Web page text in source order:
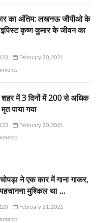
का अंतिम: लखनऊ जीपीओ के
कृष्ण कुमार के जीवन का
February 20, 2021
में 3 दिनों में 200 से अधिक
पाया गया
February 20, 2021
ने एक कार में गाना गाकर,
मुश्किल था …
February 21, 2021